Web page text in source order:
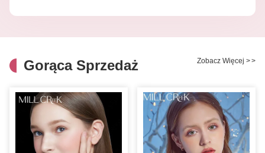
Gorąca Sprzedaż Zobacz Więcej >>